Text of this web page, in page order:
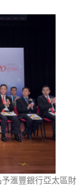
滙豐銀行亞太區財